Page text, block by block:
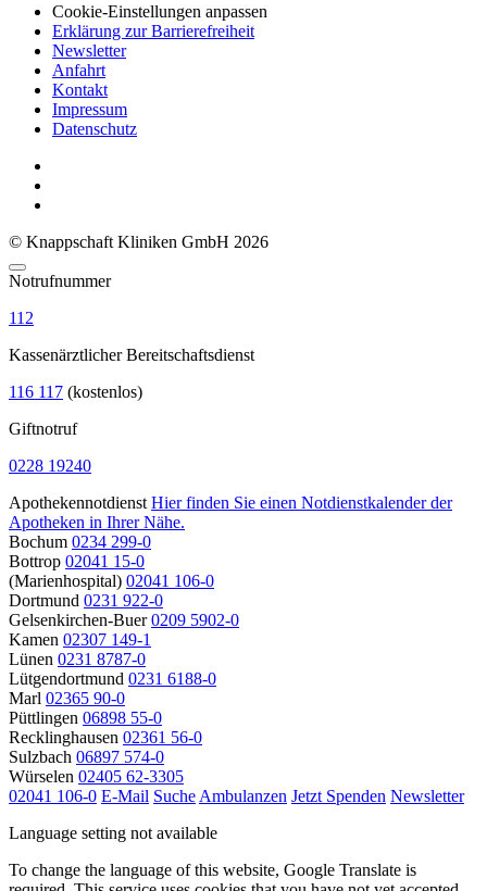
Cookie-Einstellungen anpassen
Erklärung zur Barrierefreiheit
Newsletter
Anfahrt
Kontakt
Impressum
Datenschutz
© Knappschaft Kliniken GmbH 2026
Notrufnummer
112
Kassenärztlicher Bereitschaftsdienst
116 117 (kostenlos)
Giftnotruf
0228 19240
Apothekennotdienst Hier finden Sie einen Notdienstkalender der
Apotheken in Ihrer Nähe.
Bochum 0234 299-0
Bottrop 02041 15-0
(Marienhospital) 02041 106-0
Dortmund 0231 922-0
Gelsenkirchen-Buer 0209 5902-0
Kamen 02307 149-1
Lünen 0231 8787-0
Lütgendortmund 0231 6188-0
Marl 02365 90-0
Püttlingen 06898 55-0
Recklinghausen 02361 56-0
Sulzbach 06897 574-0
Würselen 02405 62-3305
02041 106-0 E-Mail Suche Ambulanzen Jetzt Spenden Newsletter
Language setting not available
To change the language of this website, Google Translate is